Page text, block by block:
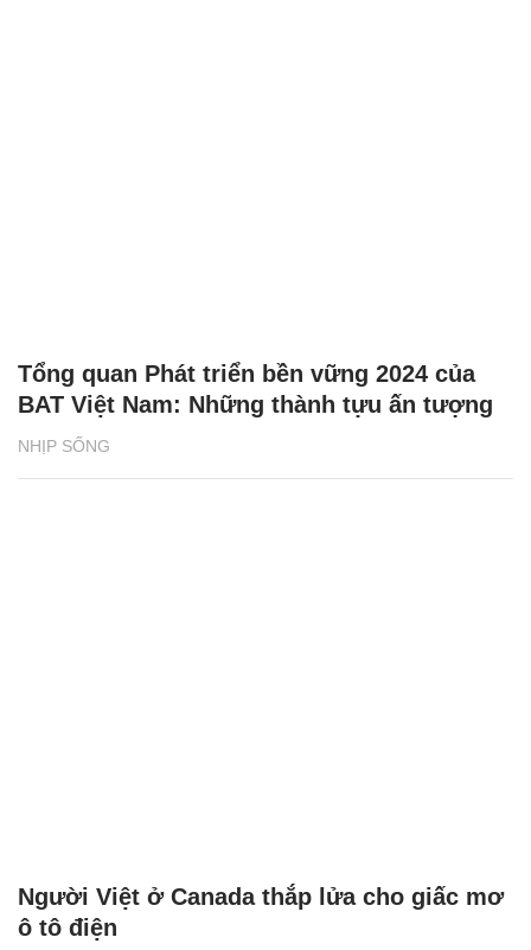
NHỊP SỐNG
Tổng quan Phát triển bền vững 2024 của
BAT Việt Nam: Những thành tựu ấn tượng
Người Việt ở Canada thắp lửa cho giấc mơ
ô tô điện